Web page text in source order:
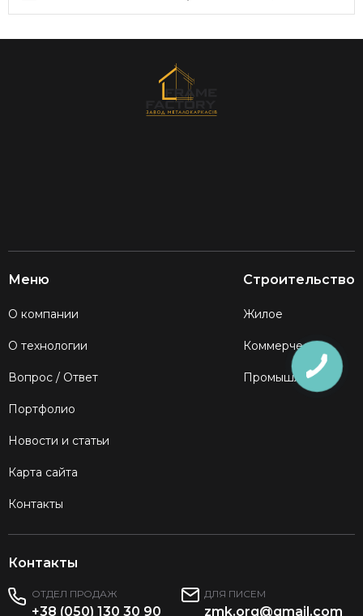
Меню
О компании
О технологии
Вопрос / Ответ
Портфолио
Новости и статьи
Карта сайта
Контакты
Строительство
Жилое
Коммерческое
Промышленное
Контакты
ОТДЕЛ ПРОДАЖ
+38 (050) 130 30 90
ДЛЯ ПИСЕМ
zmk.org@gmail.com